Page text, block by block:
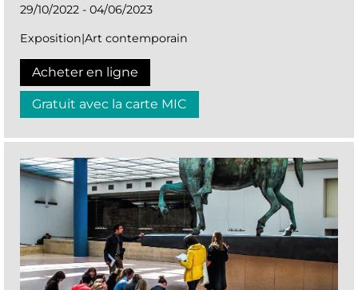
29/10/2022 - 04/06/2023
Exposition|Art contemporain
Acheter en ligne
Gratuit avec la carte MIC